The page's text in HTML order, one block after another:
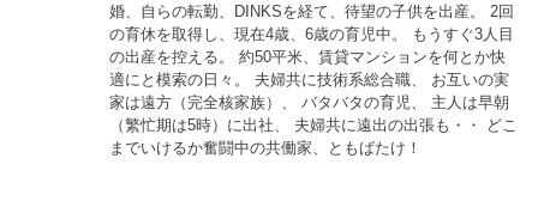
婚、自らの転勤、DINKSを経て、待望の子供を出産。 2回
の育休を取得し、現在4歳、6歳の育児中。 もうすぐ3人目
の出産を控える。 約50平米、賃貸マンションを何とか快
適にと模索の日々。 夫婦共に技術系総合職、 お互いの実
家は遠方（完全核家族）、 バタバタの育児、 主人は早朝
（繁忙期は5時）に出社、 夫婦共に遠出の出張も・・ どこ
までいけるか奮闘中の共働家、ともばたけ！